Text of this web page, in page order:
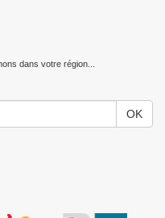
dans votre région...